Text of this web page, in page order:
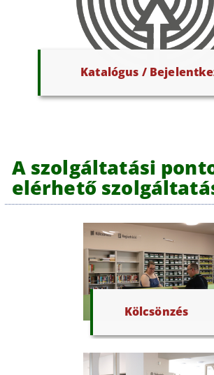
Katalógus /
A szolgáltatási
elérhető
Kölcsönzés